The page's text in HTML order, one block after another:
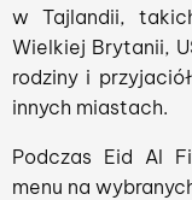
w Tajlandii,
Wielkiej Brytanii,
rodziny i
innych miastach.
Podczas Eid Al
menu na